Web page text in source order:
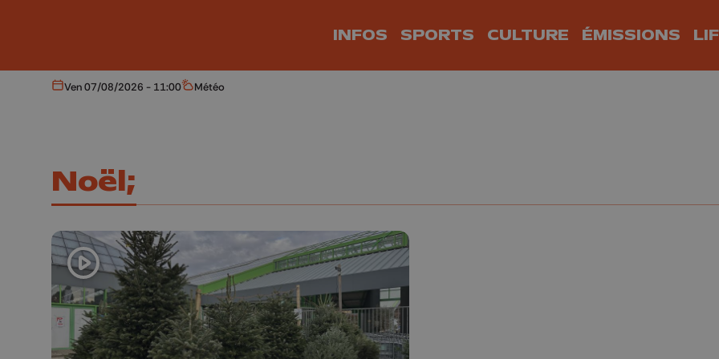
INFOS SPORTS CULTURE ÉMISSIONS
Aujourd'hui
Ven 07/08/2026 - 11:00 Météo
Météo
Noël;